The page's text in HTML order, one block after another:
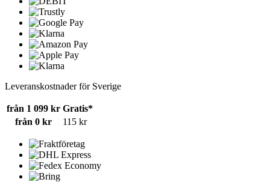
Leveranskostnader för Sverige
från 1 099 kr Gratis*
från 0 kr
115 kr